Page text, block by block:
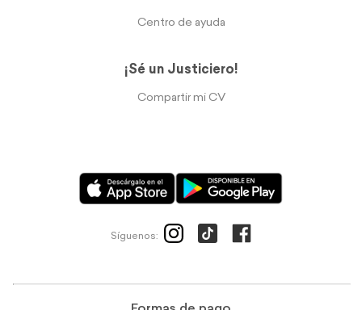
Centro de ayuda
¡Sé un Justiciero!
Compartir mi CV
Síguenos: